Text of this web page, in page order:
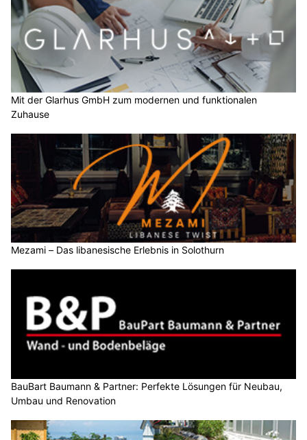
Mit der Glarhus GmbH zum modernen und funktionalen
Zuhause
Mezami – Das libanesische Erlebnis in Solothurn
BauBart Baumann & Partner: Perfekte Lösungen für Neubau,
Umbau und Renovation